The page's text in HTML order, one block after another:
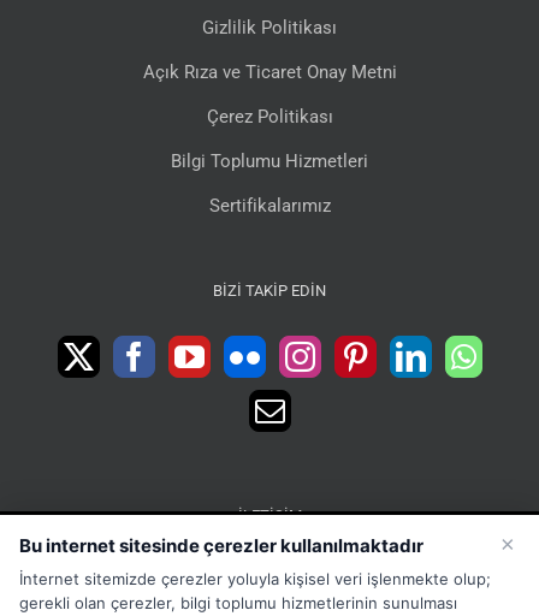
Gizlilik Politikası
Açık Rıza ve Ticaret Onay Metni
Çerez Politikası
Bilgi Toplumu Hizmetleri
Sertifikalarımız
BIZI TAKIP EDIN
İLETIŞIM
15 Temmuz Mah. 1468 Sok. No:5 Güneşli Bağcılar
İstanbul Türkiye
×
Bu internet sitesinde çerezler kullanılmaktadır
İnternet sitemizde çerezler yoluyla kişisel veri işlenmekte olup;
gerekli olan çerezler, bilgi toplumu hizmetlerinin sunulması